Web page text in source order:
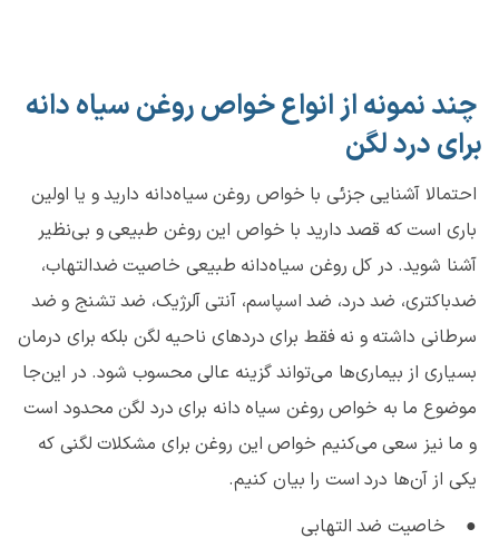
چند نمونه از انواع خواص روغن سیاه دانه
برای درد لگن
احتمالا آشنایی جزئی با خواص روغن سیاه‌دانه دارید و یا اولین
باری است که قصد دارید با خواص این روغن طبیعی و بی‌نظیر
آشنا شوید. در کل روغن سیاه‌دانه طبیعی خاصیت ضدالتهاب،
ضدباکتری، ضد درد، ضد اسپاسم، آنتی آلرژیک، ضد تشنج و ضد
سرطانی داشته و نه فقط برای دردهای ناحیه لگن بلکه برای درمان
بسیاری از بیماری‌ها می‌تواند گزینه عالی محسوب شود. در این‌جا
موضوع ما به خواص روغن سیاه دانه برای درد لگن محدود است
و ما نیز سعی می‌کنیم خواص این روغن برای مشکلات لگنی که
یکی از آن‌ها درد است را بیان کنیم.
● خاصیت ضد التهابی